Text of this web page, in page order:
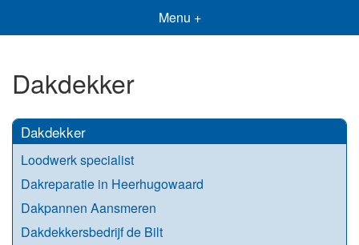
Menu +
Dakdekker
Dakdekker
Loodwerk specialist
Dakreparatie in Heerhugowaard
Dakpannen Aansmeren
Dakdekkersbedrijf de Bilt